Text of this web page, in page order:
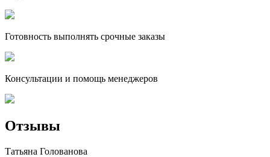
Готовность выполнять срочные заказы
Консультации и помощь менеджеров
Отзывы
Татьяна Голованова